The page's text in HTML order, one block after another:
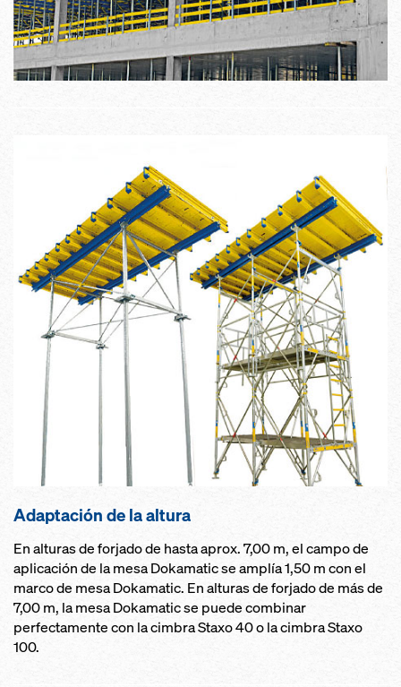
Adapta­ción de la altura
En alturas de forjado de hasta aprox. 7,00 m, el campo de
aplicación de la mesa Dokamatic se amplía 1,50 m con el
marco de mesa Dokamatic. En alturas de forjado de más de
7,00 m, la mesa Dokamatic se puede combinar
perfectamente con la cimbra Staxo 40 o la cimbra Staxo
100.